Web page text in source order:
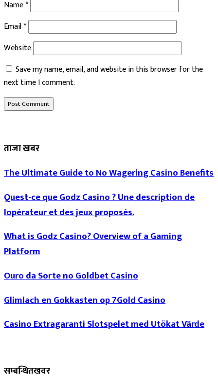
Name*
Email*
Website
Save my name, email, and website in this browser for the
next time I comment.
ताजा खबर
The Ultimate Guide to No Wagering Casino Benefits
Quest-ce que Godz Casino ? Une description de
lopérateur et des jeux proposés.
What is Godz Casino? Overview of a Gaming
Platform
Ouro da Sorte no Goldbet Casino
Glimlach en Gokkasten op 7Gold Casino
Casino Extragaranti Slotspelet med Utökat Värde
सम्बन्धितखवर